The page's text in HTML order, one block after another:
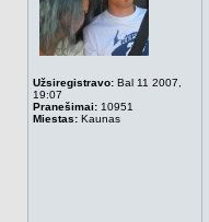
Užsiregistravo: Bal 11 2007,
19:07
Pranešimai: 10951
Miestas: Kaunas